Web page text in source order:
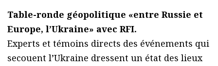
Table-ronde géopolitique «entre Russie et
Europe, l’Ukraine» avec RFI.
Experts et témoins directs des événements qui
secouent l’Ukraine dressent un état des lieux